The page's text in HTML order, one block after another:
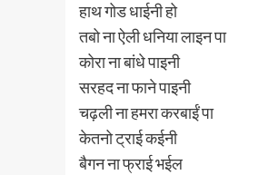
हाथ गोड धाईनी हो
तबो ना ऐली धनिया लाइन पा
कोरा ना बांधे पाइनी
सरहद ना फाने पाइनी
चढ़ली ना हमरा करबाईं पा
केतनो ट्राई कईनी
बैगन ना फ्राई भईल